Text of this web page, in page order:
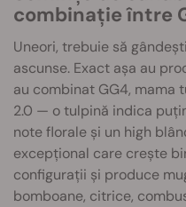
combinație între
Uneori, trebuie să
ascunse. Exact așa au
au combinat GG4, mama
2.0 — o tulpină indica
note florale și un high
excepțional care crește
configurații și produce
bomboane, citrice,